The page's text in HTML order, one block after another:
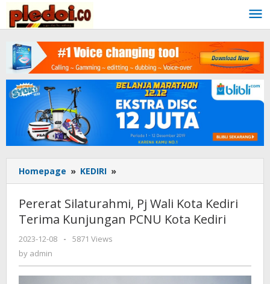
content
Homepage » KEDIRI »
Silaturahmi,
Wali
Kota
Pererat Silaturahmi, Pj Wali Kota Kediri
Terima Kunjungan PCNU Kota Kediri
2023-12-08
by
-
5871 Views
by admin